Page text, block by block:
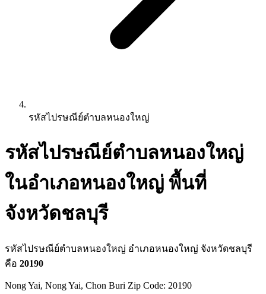
รหัสไปรษณีย์ตำบลหนองใหญ่
รหัสไปรษณีย์ตำบลหนองใหญ่
ในอำเภอหนองใหญ่ พื้นที่
จังหวัดชลบุรี
รหัสไปรษณีย์ตำบลหนองใหญ่ อำเภอหนองใหญ่ จังหวัดชลบุรี
คือ 20190
Nong Yai, Nong Yai, Chon Buri Zip Code: 20190